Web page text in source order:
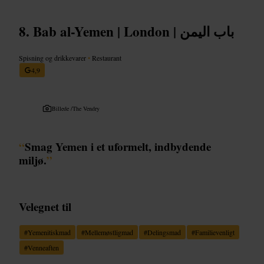
Bab al-Yemen | London | باب اليمن
Spisning og drikkevarer • Restaurant
4,9
Billede /The Vendry
“Smag Yemen i et uformelt, indbydende
miljø.”
Velegnet til
#Yemenitiskmad #Mellemøstligmad #Delingsmad #Familievenligt
#Venneaften